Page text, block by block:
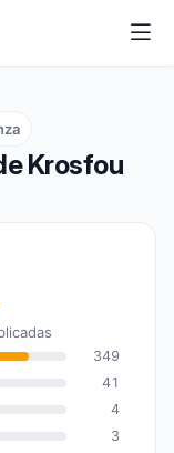
Krosfou
global: 9,6
349
41
4
3